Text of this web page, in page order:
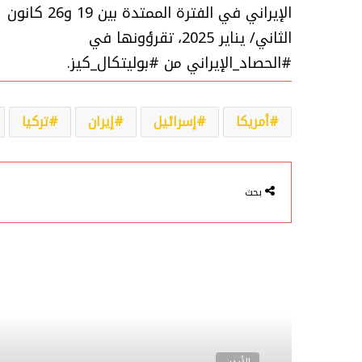
الإيراني في الفترة الممتدة بين 19 و26 كانون
الثاني/ يناير 2025، تقرؤونها في
#الحصاد_الإيراني من #بوليتكال_كيز.
أمريكا إسرائيل إيران تركيا
بحث